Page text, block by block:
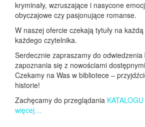
kryminały, wzruszające i nasycone
obyczajowe czy pasjonujące romanse.
W naszej ofercie czekają tytuły na
każdego czytelnika.
Serdecznie zapraszamy do odwiedzenia
zapoznania się z nowościami
Czekamy na Was w bibliotece –
historie!
Zachęcamy do przeglądania
więcej…